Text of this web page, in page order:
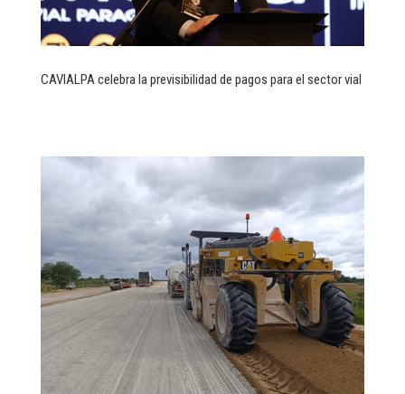
CAVIALPA celebra la previsibilidad de pagos para el sector vial